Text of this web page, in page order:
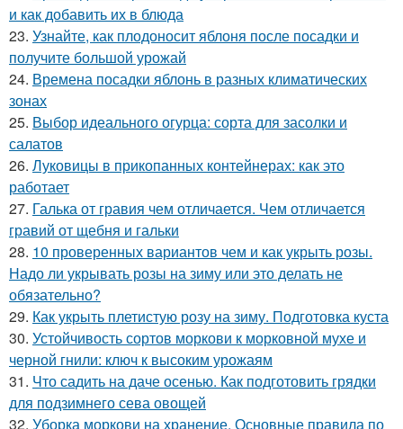
и как добавить их в блюда
23. Узнайте, как плодоносит яблоня после посадки и
получите большой урожай
24. Времена посадки яблонь в разных климатических
зонах
25. Выбор идеального огурца: сорта для засолки и
салатов
26. Луковицы в прикопанных контейнерах: как это
работает
27. Галька от гравия чем отличается. Чем отличается
гравий от щебня и гальки
28. 10 проверенных вариантов чем и как укрыть розы.
Надо ли укрывать розы на зиму или это делать не
обязательно?
29. Как укрыть плетистую розу на зиму. Подготовка куста
30. Устойчивость сортов моркови к морковной мухе и
черной гнили: ключ к высоким урожаям
31. Что садить на даче осенью. Как подготовить грядки
для подзимнего сева овощей
32. Уборка моркови на хранение. Основные правила по